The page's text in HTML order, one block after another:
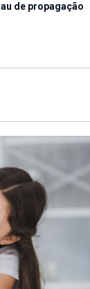
de propagação